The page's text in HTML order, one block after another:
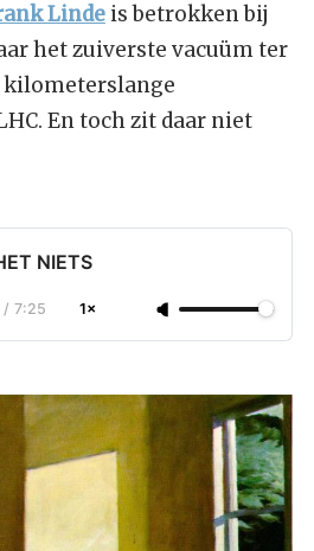
Lindeis betrokken bij
het zuiverste vacuüm ter
kilometerslange
En toch zit daar niet
NIETS
/ 7:25 1×